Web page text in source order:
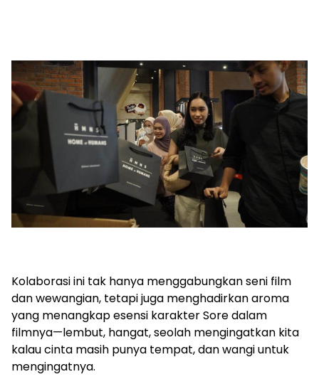
Kolaborasi ini tak hanya menggabungkan seni film
dan wewangian, tetapi juga menghadirkan aroma
yang menangkap esensi karakter Sore dalam
filmnya—lembut, hangat, seolah mengingatkan kita
kalau cinta masih punya tempat, dan wangi untuk
mengingatnya.